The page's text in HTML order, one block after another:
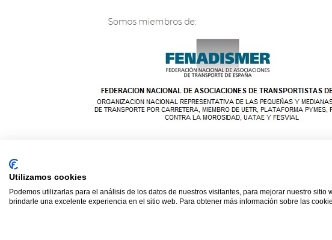
© 2021 TODOS LOS DERECHOS
Utilizamos cookies
Podemos utilizarlas para el análisis de los datos de nuestros visitantes, para mejorar nuestro sitio
brindarle una excelente experiencia en el sitio web. Para obtener más información sobre las